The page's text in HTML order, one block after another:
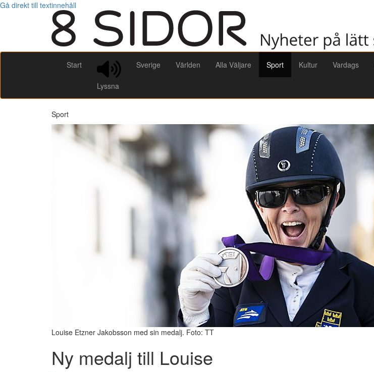
Gå direkt till textinnehåll
Start
Lyssna
Sverige Världen Alla Väljare Sport Kultur Vardags
Sport
Louise Etzner Jakobsson med sin medalj. Foto: TT
Ny medalj till Louise